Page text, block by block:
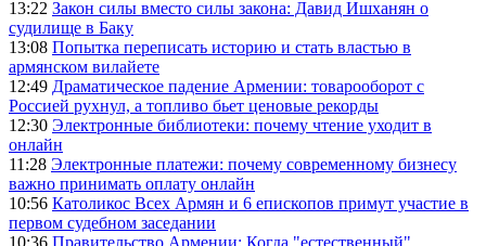
13:22 Закон силы вместо силы закона: Давид Ишханян о
судилище в Баку
13:08 Попытка переписать историю и стать властью в
армянском вилайете
12:49 Драматическое падение Армении: товарооборот с
Россией рухнул, а топливо бьет ценовые рекорды
12:30 Электронные библиотеки: почему чтение уходит в
онлайн
11:28 Электронные платежи: почему современному бизнесу
важно принимать оплату онлайн
10:56 Католикос Всех Армян и 6 епископов примут участие в
первом судебном заседании